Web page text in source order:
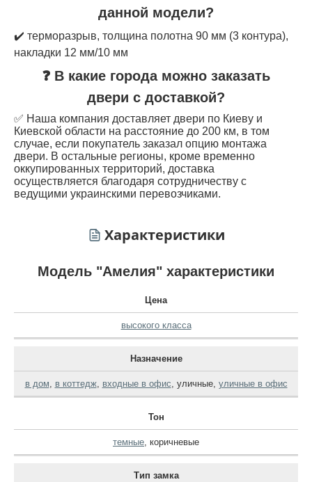
данной модели?
✔️ терморазрыв, толщина полотна 90 мм (3 контура),
накладки 12 мм/10 мм
❓ В какие города можно заказать
двери с доставкой?
✅ Наша компания доставляет двери по Киеву и
Киевской области на расстояние до 200 км, в том
случае, если покупатель заказал опцию монтажа
двери. В остальные регионы, кроме временно
оккупированных территорий, доставка
осуществляется благодаря сотрудничеству с
ведущими украинскими перевозчиками.
Характеристики
Модель "Амелия" характеристики
Цена
высокого класса
Назначение
в дом, в коттедж, входные в офис, уличные, уличные в офис
Тон
темные, коричневые
Тип замка